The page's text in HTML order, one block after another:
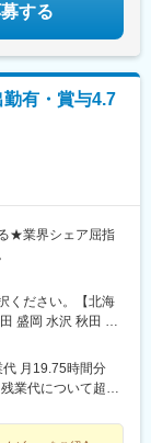
続予定
する
有・賞与4.7
★業界シェア屈指
ください。【北海
盛岡 水沢 秋田 福
山【東海】名古屋
】大阪 神戸 京都
高知 山口 岡山 松
ク、自転車通勤
月19.75時間分
業代について超過
万7000円東北事業